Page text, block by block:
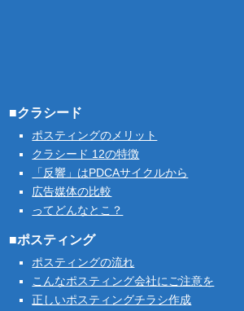
■クラシード
ポスティングのメリット
クラシード 12の特徴
「反響」はPDCAサイクルから
広告媒体の比較
ってどんなとこ？
■ポスティング
ポスティングの流れ
こんなポスティング会社にご注意を
正しいポスティングチラシ作成